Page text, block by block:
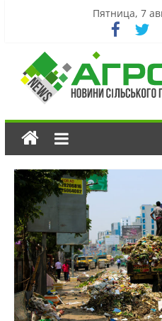
Пятница, 7